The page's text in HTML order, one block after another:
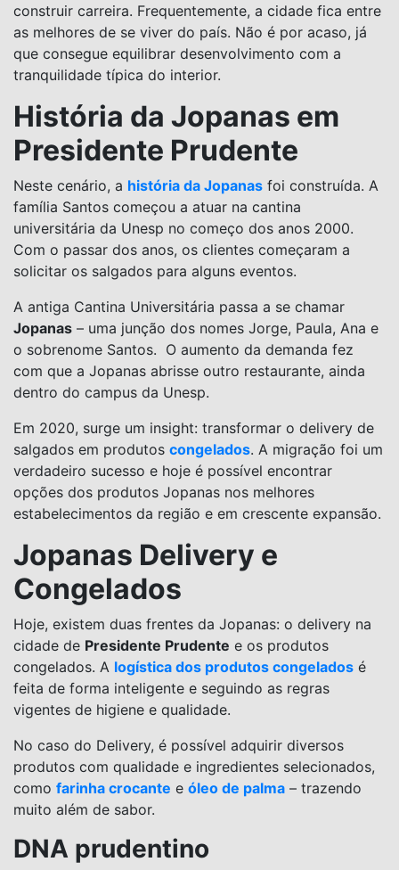
construir carreira. Frequentemente, a cidade fica entre
as melhores de se viver do país. Não é por acaso, já
que consegue equilibrar desenvolvimento com a
tranquilidade típica do interior.
História da Jopanas em
Presidente Prudente
Neste cenário, a história da Jopanas foi construída. A
família Santos começou a atuar na cantina
universitária da Unesp no começo dos anos 2000.
Com o passar dos anos, os clientes começaram a
solicitar os salgados para alguns eventos.
A antiga Cantina Universitária passa a se chamar
Jopanas – uma junção dos nomes Jorge, Paula, Ana e
o sobrenome Santos. O aumento da demanda fez
com que a Jopanas abrisse outro restaurante, ainda
dentro do campus da Unesp.
Em 2020, surge um insight: transformar o delivery de
salgados em produtos congelados. A migração foi um
verdadeiro sucesso e hoje é possível encontrar
opções dos produtos Jopanas nos melhores
estabelecimentos da região e em crescente expansão.
Jopanas Delivery e
Congelados
Hoje, existem duas frentes da Jopanas: o delivery na
cidade de Presidente Prudente e os produtos
congelados. A logística dos produtos congelados é
feita de forma inteligente e seguindo as regras
vigentes de higiene e qualidade.
No caso do Delivery, é possível adquirir diversos
produtos com qualidade e ingredientes selecionados,
como farinha crocante e óleo de palma – trazendo
muito além de sabor.
DNA prudentino